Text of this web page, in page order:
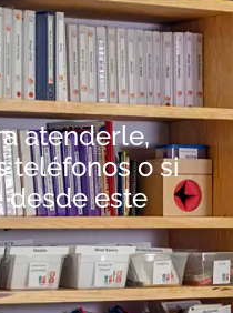
atenderle,
teléfonos o si
desde este